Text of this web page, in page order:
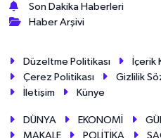
Son Dakika Haberleri
Haber Arşivi
Düzeltme Politikası
İçerik
Çerez Politikası
Gizlilik
İletişim
Künye
DÜNYA EKONOMİ
MAKALE
POLİTİKA